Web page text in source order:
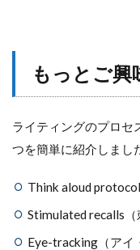
もっとご興
ライティングのプロセ
つを簡単に紹介しまし
Think aloud
Stimulated recalls（
Eye-tracking（アイ